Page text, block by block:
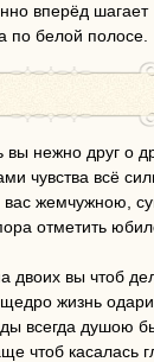
вперёд шагает
по белой полосе.
вы нежно друг о
чувства всё
жемчужною,
отметить
двоих вы чтоб
жизнь
всегда душою
чтоб касалась